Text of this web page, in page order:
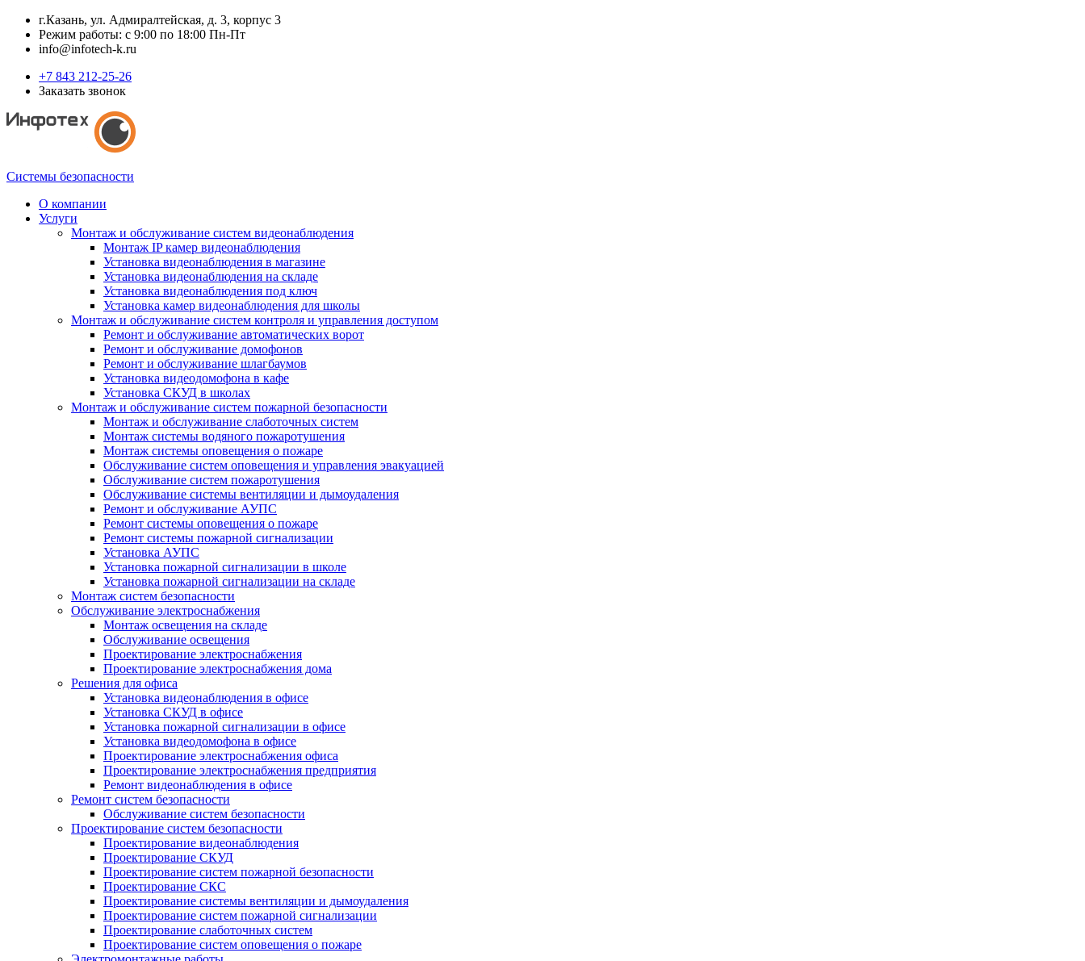
г.Казань, ул. Адмиралтейская, д. 3, корпус 3
Режим работы: с 9:00 по 18:00 Пн-Пт
info@infotech-k.ru
+7 843 212-25-26
Заказать звонок
Системы безопасности
О компании
Услуги
Монтаж и обслуживание систем видеонаблюдения
Монтаж IP камер видеонаблюдения
Установка видеонаблюдения в магазине
Установка видеонаблюдения на складе
Установка видеонаблюдения под ключ
Установка камер видеонаблюдения для школы
Монтаж и обслуживание систем контроля и управления доступом
Ремонт и обслуживание автоматических ворот
Ремонт и обслуживание домофонов
Ремонт и обслуживание шлагбаумов
Установка видеодомофона в кафе
Установка СКУД в школах
Монтаж и обслуживание систем пожарной безопасности
Монтаж и обслуживание слаботочных систем
Монтаж системы водяного пожаротушения
Монтаж системы оповещения о пожаре
Обслуживание систем оповещения и управления эвакуацией
Обслуживание систем пожаротушения
Обслуживание системы вентиляции и дымоудаления
Ремонт и обслуживание АУПС
Ремонт системы оповещения о пожаре
Ремонт системы пожарной сигнализации
Установка АУПС
Установка пожарной сигнализации в школе
Установка пожарной сигнализации на складе
Монтаж систем безопасности
Обслуживание электроснабжения
Монтаж освещения на складе
Обслуживание освещения
Проектирование электроснабжения
Проектирование электроснабжения дома
Решения для офиса
Установка видеонаблюдения в офисе
Установка СКУД в офисе
Установка пожарной сигнализации в офисе
Установка видеодомофона в офисе
Проектирование электроснабжения офиса
Проектирование электроснабжения предприятия
Ремонт видеонаблюдения в офисе
Ремонт систем безопасности
Обслуживание систем безопасности
Проектирование систем безопасности
Проектирование видеонаблюдения
Проектирование СКУД
Проектирование систем пожарной безопасности
Проектирование СКС
Проектирование системы вентиляции и дымоудаления
Проектирование систем пожарной сигнализации
Проектирование слаботочных систем
Проектирование систем оповещения о пожаре